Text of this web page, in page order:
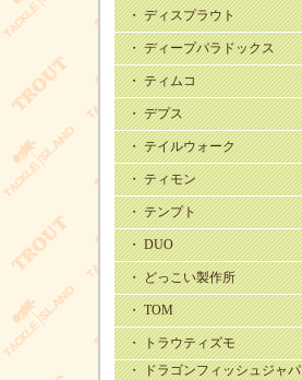
・ ディスプラウト
・ ディープパラドックス
・ ティムコ
・ デプス
・ テイルウォーク
・ ティモン
・ テンプト
・ DUO
・ どっこい製作所
・ TOM
・ トラウティズモ
・ ドラゴンフィッシュジャパ